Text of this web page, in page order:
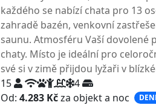
každého se nabízí chata pro 13
zahradě bazén, venkovní
saunu. Atmosféru Vaší dovolené
chaty. Místo je ideální pro
své si v zimě přijdou lyžaři v
15
4
Od:4.283 Kčza objekt a noc